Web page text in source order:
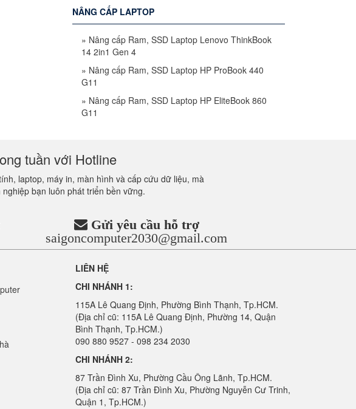
NÂNG CẤP LAPTOP
» Nâng cấp Ram, SSD Laptop Lenovo ThinkBook
14 2in1 Gen 4
» Nâng cấp Ram, SSD Laptop HP ProBook 440
G11
» Nâng cấp Ram, SSD Laptop HP EliteBook 860
G11
tuần với Hotline
laptop, máy in, màn hình và cấp cứu dữ liệu, mà
bạn luôn phát triển bền vững.
Gửi yêu cầu hỗ trợ
saigoncomputer2030@gmail.com
LIÊN HỆ
CHI NHÁNH 1:
115A Lê Quang Định, Phường Bình Thạnh, Tp.HCM.
(Địa chỉ cũ: 115A Lê Quang Định, Phường 14, Quận
Bình Thạnh, Tp.HCM.)
090 880 9527 - 098 234 2030
CHI NHÁNH 2:
87 Trần Đình Xu, Phường Cầu Ông Lãnh, Tp.HCM.
(Địa chỉ cũ: 87 Trần Đình Xu, Phường Nguyễn Cư Trinh,
Quận 1, Tp.HCM.)